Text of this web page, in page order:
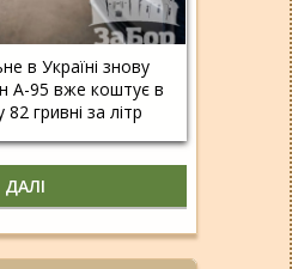
в Україні знову
А-95 вже коштує в
гривні за літр
ДАЛІ